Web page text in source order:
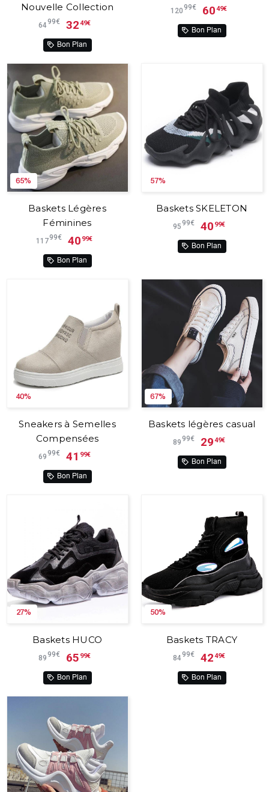
Nouvelle Collection
6499€ 3249€
Bon Plan
12099€ 6049€
Bon Plan
65%
Baskets Légères
Féminines
11799€ 40 99€
Bon Plan
57%
Baskets SKELETON
9599€ 40 99€
Bon Plan
40%
Sneakers à Semelles
Compensées
6999€ 41 99€
Bon Plan
67%
Baskets légères casual
8999€ 2949€
Bon Plan
27%
Baskets HUCO
8999€ 65 99€
Bon Plan
50%
Baskets TRACY
8499€ 4249€
Bon Plan